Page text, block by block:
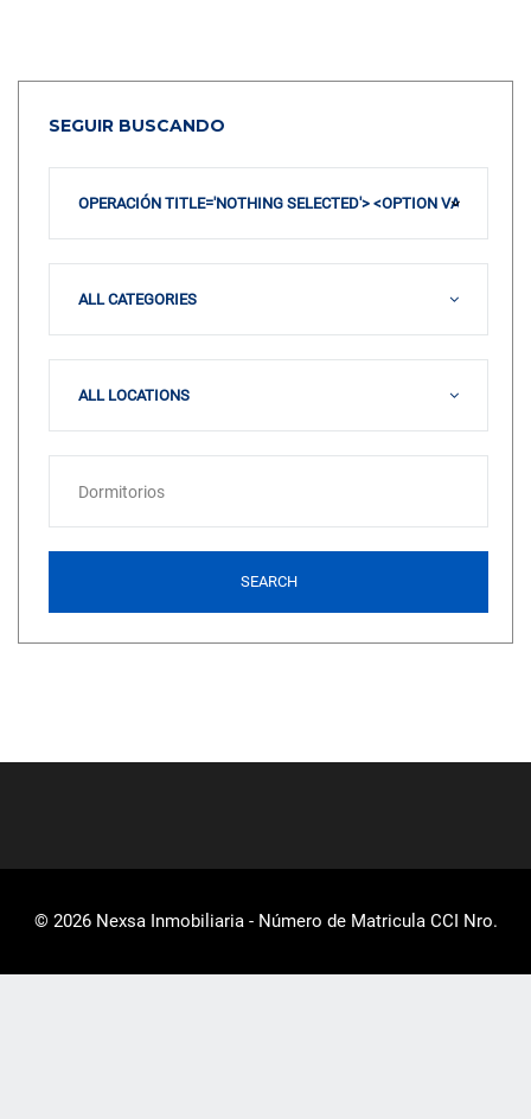
SEGUIR BUSCANDO
OPERACIÓN TITLE='NOTHING SELECTED'> <OPTION VALUE=
ALL CATEGORIES
ALL LOCATIONS
SEARCH
© 2026 Nexsa Inmobiliaria - Número de Matricula CCI Nro.